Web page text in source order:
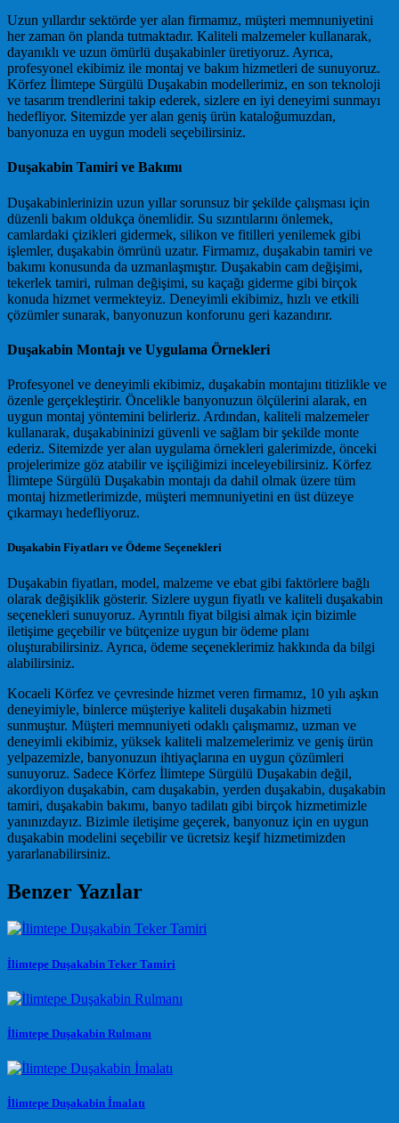
Uzun yıllardır sektörde yer alan firmamız, müşteri memnuniyetini
her zaman ön planda tutmaktadır. Kaliteli malzemeler kullanarak,
dayanıklı ve uzun ömürlü duşakabinler üretiyoruz. Ayrıca,
profesyonel ekibimiz ile montaj ve bakım hizmetleri de sunuyoruz.
Körfez İlimtepe Sürgülü Duşakabin modellerimiz, en son teknoloji
ve tasarım trendlerini takip ederek, sizlere en iyi deneyimi sunmayı
hedefliyor. Sitemizde yer alan geniş ürün kataloğumuzdan,
banyonuza en uygun modeli seçebilirsiniz.
Duşakabin Tamiri ve Bakımı
Duşakabinlerinizin uzun yıllar sorunsuz bir şekilde çalışması için
düzenli bakım oldukça önemlidir. Su sızıntılarını önlemek,
camlardaki çizikleri gidermek, silikon ve fitilleri yenilemek gibi
işlemler, duşakabin ömrünü uzatır. Firmamız, duşakabin tamiri ve
bakımı konusunda da uzmanlaşmıştır. Duşakabin cam değişimi,
tekerlek tamiri, rulman değişimi, su kaçağı giderme gibi birçok
konuda hizmet vermekteyiz. Deneyimli ekibimiz, hızlı ve etkili
çözümler sunarak, banyonuzun konforunu geri kazandırır.
Duşakabin Montajı ve Uygulama Örnekleri
Profesyonel ve deneyimli ekibimiz, duşakabin montajını titizlikle ve
özenle gerçekleştirir. Öncelikle banyonuzun ölçülerini alarak, en
uygun montaj yöntemini belirleriz. Ardından, kaliteli malzemeler
kullanarak, duşakabininizi güvenli ve sağlam bir şekilde monte
ederiz. Sitemizde yer alan uygulama örnekleri galerimizde, önceki
projelerimize göz atabilir ve işçiliğimizi inceleyebilirsiniz. Körfez
İlimtepe Sürgülü Duşakabin montajı da dahil olmak üzere tüm
montaj hizmetlerimizde, müşteri memnuniyetini en üst düzeye
çıkarmayı hedefliyoruz.
Duşakabin Fiyatları ve Ödeme Seçenekleri
Duşakabin fiyatları, model, malzeme ve ebat gibi faktörlere bağlı
olarak değişiklik gösterir. Sizlere uygun fiyatlı ve kaliteli duşakabin
seçenekleri sunuyoruz. Ayrıntılı fiyat bilgisi almak için bizimle
iletişime geçebilir ve bütçenize uygun bir ödeme planı
oluşturabilirsiniz. Ayrıca, ödeme seçeneklerimiz hakkında da bilgi
alabilirsiniz.
Kocaeli Körfez ve çevresinde hizmet veren firmamız, 10 yılı aşkın
deneyimiyle, binlerce müşteriye kaliteli duşakabin hizmeti
sunmuştur. Müşteri memnuniyeti odaklı çalışmamız, uzman ve
deneyimli ekibimiz, yüksek kaliteli malzemelerimiz ve geniş ürün
yelpazemizle, banyonuzun ihtiyaçlarına en uygun çözümleri
sunuyoruz. Sadece Körfez İlimtepe Sürgülü Duşakabin değil,
akordiyon duşakabin, cam duşakabin, yerden duşakabin, duşakabin
tamiri, duşakabin bakımı, banyo tadilatı gibi birçok hizmetimizle
yanınızdayız. Bizimle iletişime geçerek, banyonuz için en uygun
duşakabin modelini seçebilir ve ücretsiz keşif hizmetimizden
yararlanabilirsiniz.
Benzer Yazılar
İlimtepe Duşakabin Teker Tamiri
İlimtepe Duşakabin Rulmanı
İlimtepe Duşakabin İmalatı